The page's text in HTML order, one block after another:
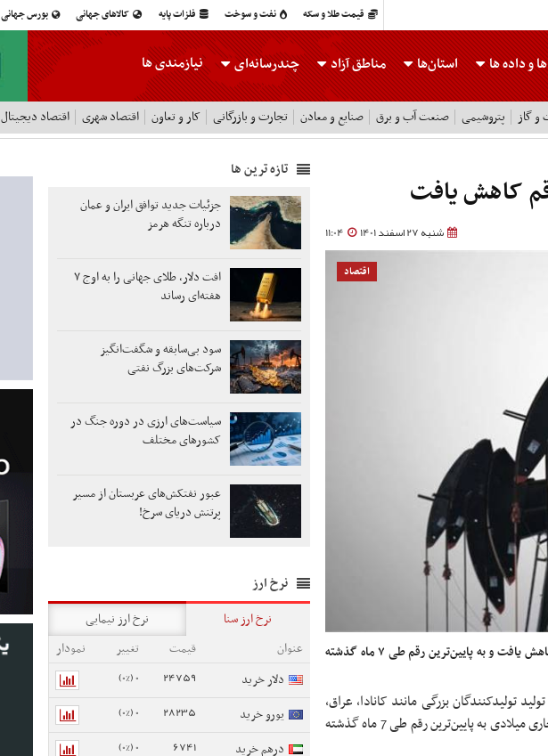
قیمت طلا و سکه نفت و سوخت فلزات پایه کالاهای جهانی بورس جهانی
و داده ها استان‌ها مناطق آزاد چندرسانه‌ای نیازمندی ها
و گاز پتروشیمی صنعت آب و برق صنایع و معادن تجارت و بازرگانی کار و تعاون اقتصاد شهری اقتصاد دیجیتال
کاهش یافت
شنبه 27 اسفند 1401 11:04
اقتصاد
تولید جهانی نفت ۳۶۵ هزار بشکه در روز در ژانویه کاهش یافت و به پایین‌ترین رقم طی ۷ ماه گذشته
تولیدکنندگان بزرگی مانند کانادا، عراق،
روسیه و بحرین، سطح تولید جهانی نفت را در اولین ماه از سال جاری میلادی به پایین‌ترین رقم طی 7 ماه گذشته
تازه ترین ها
جزئیات جدید توافق ایران و عمان
درباره تنگه هرمز
افت دلار، طلای جهانی را به اوج ۷
هفته‌ای رساند
سود بی‌سابقه و شگفت‌انگیز
شرکت‌های بزرگ نفتی
سیاست‌های ارزی در دوره جنگ در
کشورهای مختلف
عبور نفتکش‌های عربستان از مسیر
پرتنش دریای سرخ!
نرخ ارز
نرخ ارز سنا
نرخ ارز نیمایی
عنوان
قیمت تغییر
نمودار
دلار خرید
24759
0 (0%)
یورو خرید 28235
0 (0%)
درهم خرید 6741
0 (0%)